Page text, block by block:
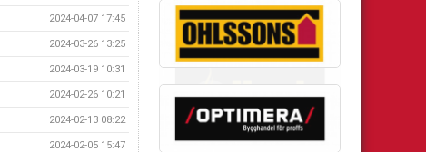
2024-04-07 17:45
2024-03-26 13:25
2024-03-19 10:31
2024-02-26 10:21
2024-02-13 08:22
2024-02-05 15:47